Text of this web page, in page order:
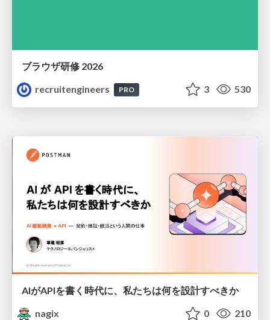
ブラウザ研修 2026
recruitengineers
PRO 3 530
AIがAPIを書く時代に、私たちは何を設計すべきか
nagix
0 210